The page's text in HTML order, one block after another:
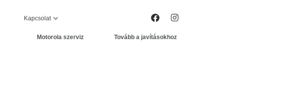
Kapcsolat
Motorola szerviz Tovább a javításokhoz